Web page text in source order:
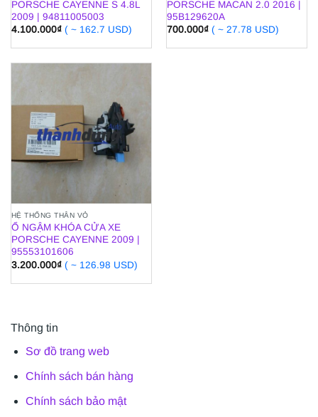
PORSCHE CAYENNE S 4.8L
2009 | 94811005003
4.100.000₫ ( ~ 162.7 USD)
PORSCHE MACAN 2.0 2016 |
95B129620A
700.000₫ ( ~ 27.78 USD)
HỆ THỐNG THÂN VỎ
Ổ NGẬM KHÓA CỬA XE
PORSCHE CAYENNE 2009 |
95553101606
3.200.000₫ ( ~ 126.98 USD)
Thông tin
Sơ đồ trang web
Chính sách bán hàng
Chính sách bảo mật